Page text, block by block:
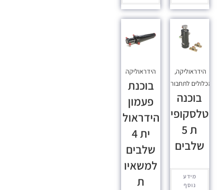
הידראוליקה,
מכלולים לתחבורה
בוכנה
טלסקופי
ת 5
שלבים
מידע
נוסף
הידראוליקה
בוכנת
פעמון
הידראול
ית 4
שלבים
למשאיו
ת